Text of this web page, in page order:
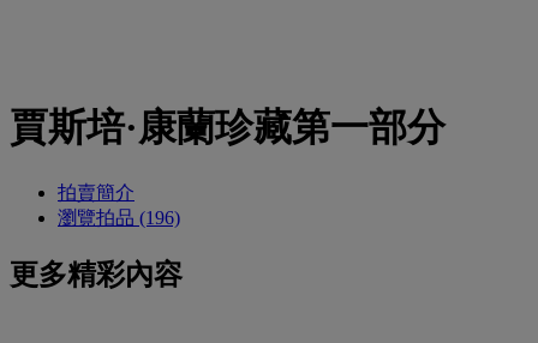
賈斯培·康蘭珍藏第一部分
拍賣簡介
瀏覽拍品 (196)
更多精彩內容